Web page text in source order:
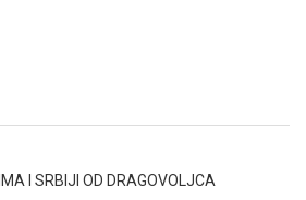
I SRBIJI OD DRAGOVOLJCA